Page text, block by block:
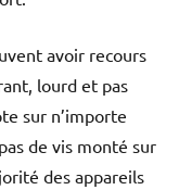
avoir recours
lourd et pas
sur n’importe
de vis monté sur
des appareils